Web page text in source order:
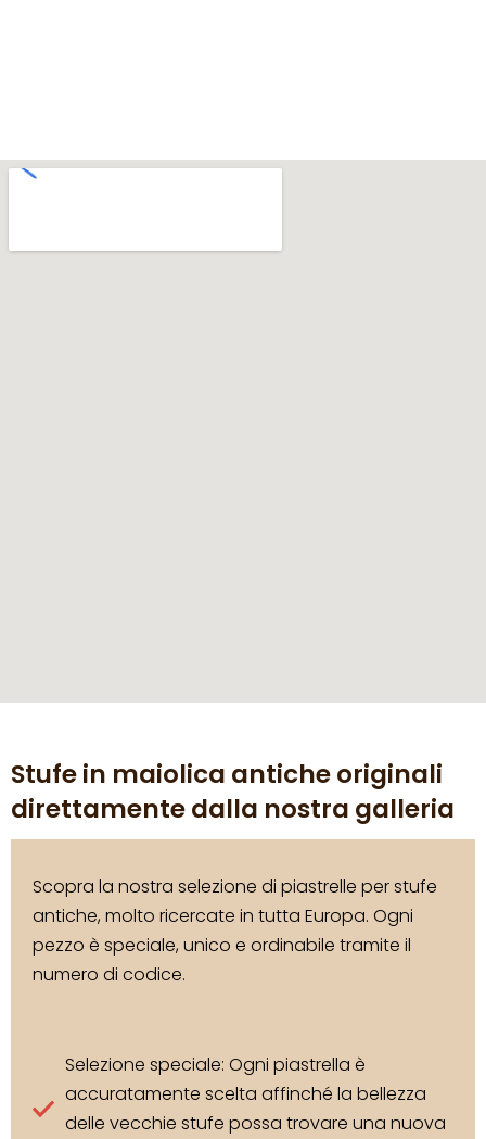
Stufe in maiolica antiche originali
direttamente dalla nostra galleria
Scopra la nostra selezione di piastrelle per stufe
antiche, molto ricercate in tutta Europa. Ogni
pezzo è speciale, unico e ordinabile tramite il
numero di codice.
Selezione speciale: Ogni piastrella è
accuratamente scelta affinché la bellezza
delle vecchie stufe possa trovare una nuova